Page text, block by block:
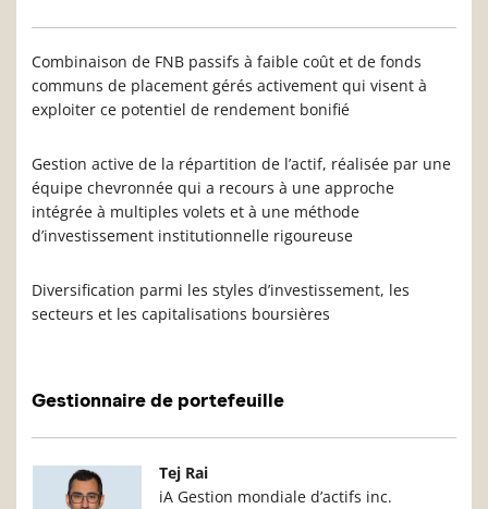
Combinaison de FNB passifs à faible coût et de fonds
communs de placement gérés activement qui visent à
exploiter ce potentiel de rendement bonifié
Gestion active de la répartition de l’actif, réalisée par une
équipe chevronnée qui a recours à une approche
intégrée à multiples volets et à une méthode
d’investissement institutionnelle rigoureuse
Diversification parmi les styles d’investissement, les
secteurs et les capitalisations boursières
Gestionnaire de portefeuille
Photo du gestionnaire de portefeuille
Tej Rai
iA Gestion mondiale d’actifs inc.